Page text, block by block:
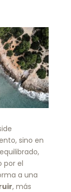
sino en
por el
a una
, más